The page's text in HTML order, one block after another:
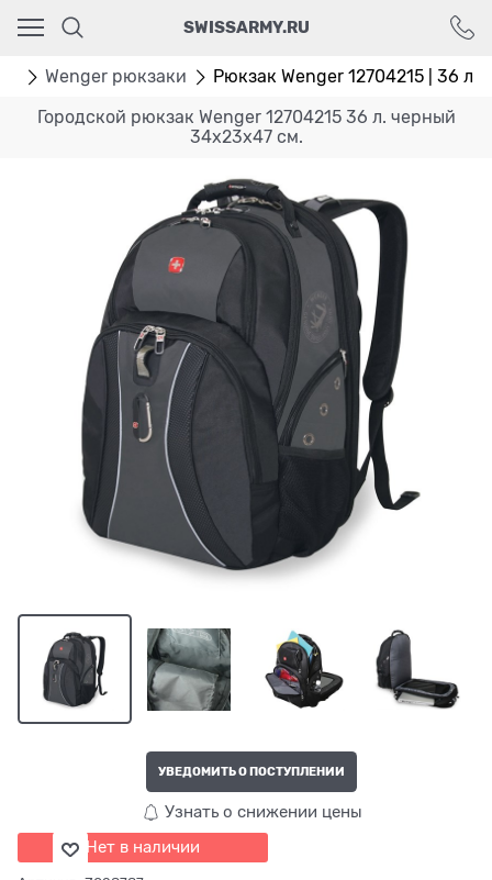
SWISSARMY.RU
Wenger рюкзаки Рюкзак Wenger 12704215 | 36 л.
Городской рюкзак Wenger 12704215 36 л. черный
34х23х47 см.
УВЕДОМИТЬ О ПОСТУПЛЕНИИ
Узнать о снижении цены
Нет в наличии
Ваш город - Москва,
угадали?
ДА НЕТ